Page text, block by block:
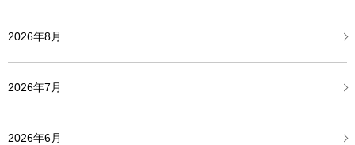
2026年8月
2026年7月
2026年6月